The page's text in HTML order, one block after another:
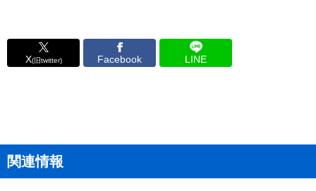
X(旧twitter) Facebook LINE
関連情報